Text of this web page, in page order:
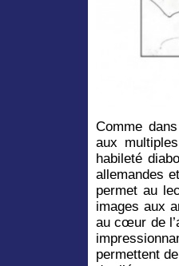
Comme
aux
habileté
allemandes
permet au
images aux
au cœur de
permettent